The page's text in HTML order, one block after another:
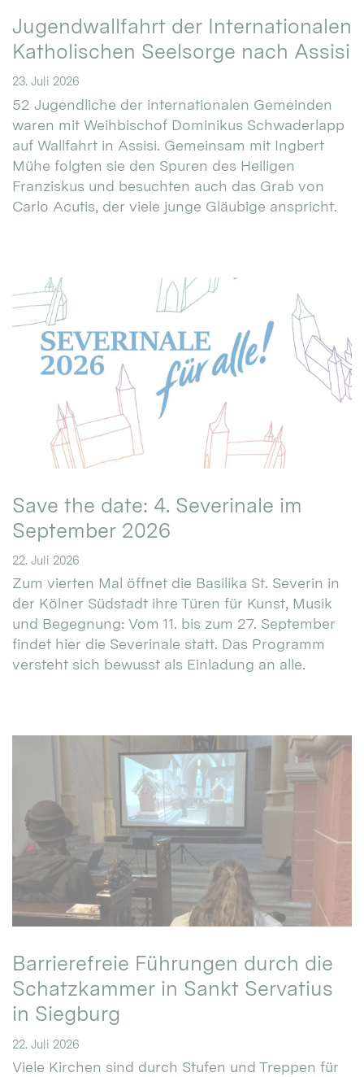
Jugendwallfahrt der Internationalen
Katholischen Seelsorge nach Assisi
23. Juli 2026
52 Jugendliche der internationalen Gemeinden
waren mit Weihbischof Dominikus Schwaderlapp
auf Wallfahrt in Assisi. Gemeinsam mit Ingbert
Mühe folgten sie den Spuren des Heiligen
Franziskus und besuchten auch das Grab von
Carlo Acutis, der viele junge Gläubige anspricht.
Save the date: 4. Severinale im
September 2026
22. Juli 2026
Zum vierten Mal öffnet die Basilika St. Severin in
der Kölner Südstadt ihre Türen für Kunst, Musik
und Begegnung: Vom 11. bis zum 27. September
findet hier die Severinale statt. Das Programm
versteht sich bewusst als Einladung an alle.
Barrierefreie Führungen durch die
Schatzkammer in Sankt Servatius
in Siegburg
22. Juli 2026
Viele Kirchen sind durch Stufen und Treppen für